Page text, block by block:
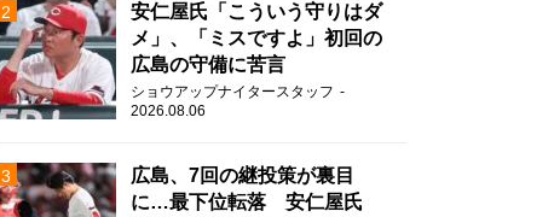
安仁屋氏「こういう守りはダ
メ」、「ミスですよ」初回の
広島の守備に苦言
ショウアップナイタースタッフ
2026.08.06
広島、7回の継投策が裏目
に…最下位転落 安仁屋氏